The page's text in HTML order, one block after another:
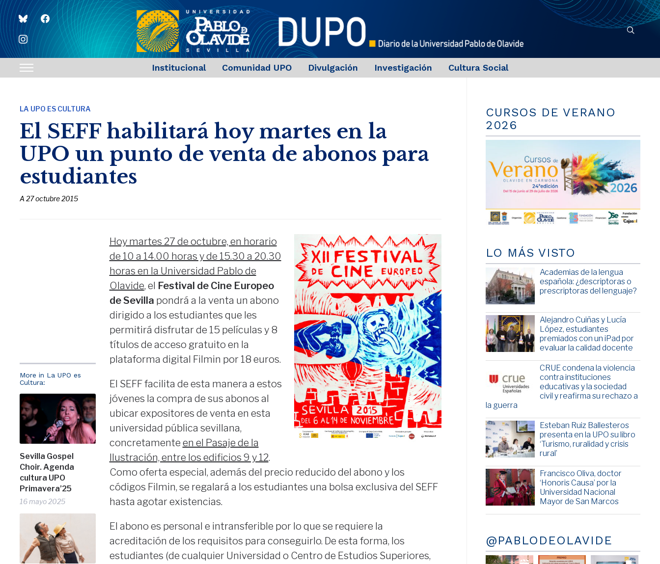
blueskyfacebook
instagram
Toggle
navigation
Institucional Comunidad UPO Divulgación Investigación Cultura Social
LA UPO ES CULTURA
El SEFF habilitará hoy martes en la
UPO un punto de venta de abonos para
estudiantes
A27 octubre 2015
More in La UPO es
Cultura:
Sevilla Gospel
Choir. Agenda
cultura UPO
Primavera’25
16 mayo 2025
Hoy martes 27 de octubre, en horario
de 10 a 14.00 horas y de 15.30 a 20.30
horas en la Universidad Pablo de
Olavide, el Festival de Cine Europeo
de Sevilla pondrá a la venta un abono
dirigido a los estudiantes que les
permitirá disfrutar de 15 películas y 8
títulos de acceso gratuito en la
plataforma digital Filmin por 18 euros.
El SEFF facilita de esta manera a estos
jóvenes la compra de sus abonos al
ubicar expositores de venta en esta
universidad pública sevillana,
concretamente en el Pasaje de la
Ilustración, entre los edificios 9 y 12.
Como oferta especial, además del precio reducido del abono y los
códigos Filmin, se regalará a los estudiantes una bolsa exclusiva del SEFF
hasta agotar existencias.
El abono es personal e intransferible por lo que se requiere la
acreditación de los requisitos para conseguirlo. De esta forma, los
estudiantes (de cualquier Universidad o Centro de Estudios Superiores,
CURSOS DE VERANO
2026
LO MÁS VISTO
Academias de la lengua
española: ¿descriptoras o
prescriptoras del lenguaje?
Alejandro Cuiñas y Lucía
López, estudiantes
premiados con un iPad por
evaluar la calidad docente
CRUE condena la violencia
contra instituciones
educativas y la sociedad
civil y reafirma su rechazo a
la guerra
Esteban Ruiz Ballesteros
presenta en la UPO su libro
‘Turismo, ruralidad y crisis
rural’
Francisco Oliva, doctor
‘Honoris Causa’ por la
Universidad Nacional
Mayor de San Marcos
@PABLODEOLAVIDE